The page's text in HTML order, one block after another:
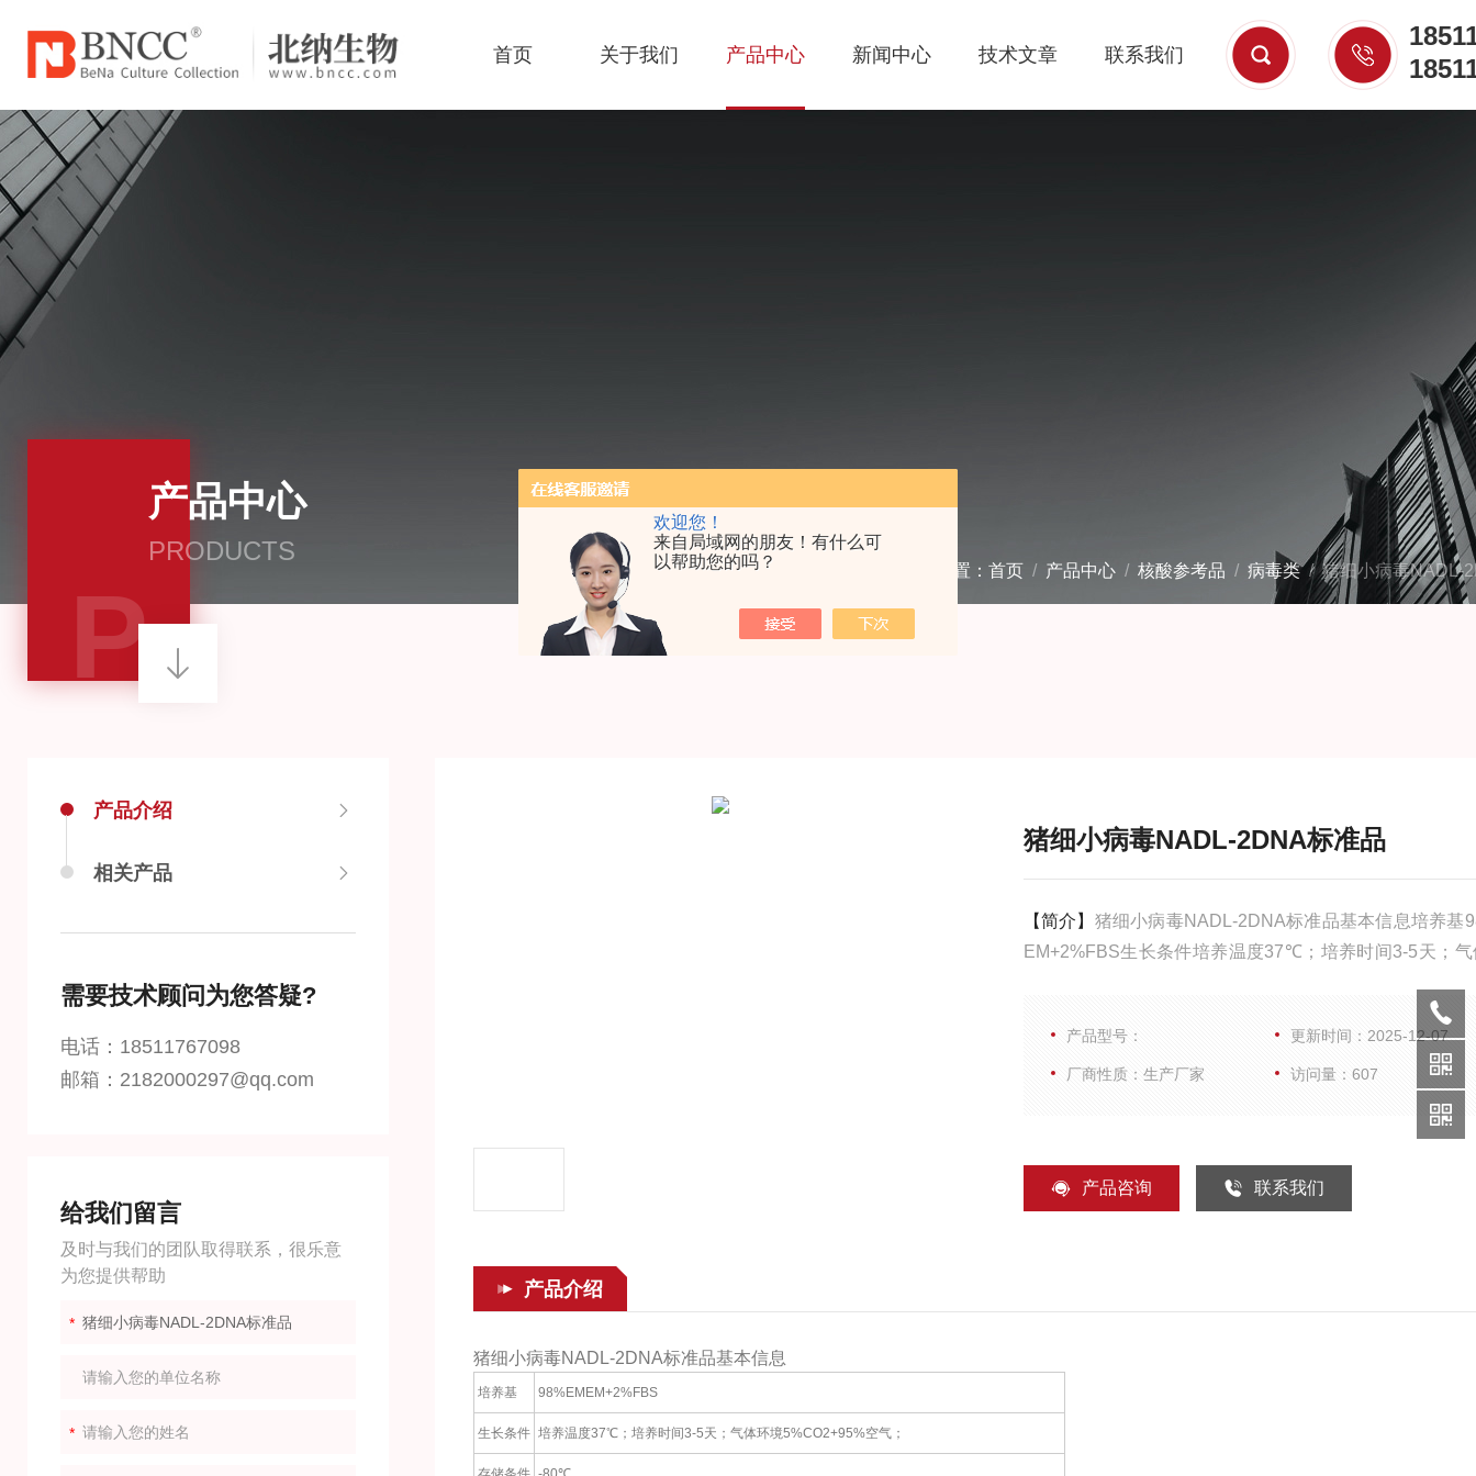
欢迎您！
来自局域网的朋友！有什么可
以帮助您的吗？
首页 关于我们 产品中心 新闻中心 技术文章 联系我们
产品中心
PRODUCTS
P 当前位置： 首页 / 产品中心 / 核酸参考品 / 病毒类/ 猪细小病毒NADL-
猪细小病毒NADL-2DNA标准品
【简介】 猪细小病毒NADL-2DNA标准品基本信息培养基
EM+2%FBS生长条件培养温度37℃；培养时间3-5天；气
产品型号： 更新时间：2025-12-07
厂商性质：生产厂家 访问量：607
产品咨询 联系我们
产品介绍
猪细小病毒NADL-2DNA标准品基本信息
培养基 98%EMEM+2%FBS
生长条件 培养温度37℃；培养时间3-5天；气体环境5%CO2+95%空气；
产品介绍
相关产品
需要技术顾问为您答疑?
电话：18511767098
邮箱：2182000297@qq.com
给我们留言
及时与我们的团队取得联系，很乐意
为您提供帮助